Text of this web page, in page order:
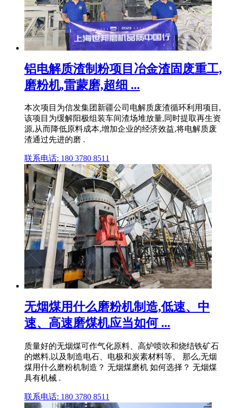
铝电解质渣制粉项目冶金渣固废重工,
磨粉机,雷蒙磨,超细 ...
本次项目为信发集团新疆公司电解质废渣循环利用项目,
该项目为缓解阳极组装车间渣场堆放量,同时提取再生资
源,从而降低原料成本,增加企业的经济效益,将电解质废
渣通过先进的磨 .
联系电话: 180 3780 8511
无烟煤用什么磨粉机制造,低速、中
速、高速磨煤机应当如何 ...
质量好的无烟煤可作气化原料、高炉喷吹和烧结铁矿石
的燃料,以及制造电石、电极和炭素材料等。 那么,无烟
煤用什么磨粉机制造？ 无烟煤磨机 如何选择？ 无烟煤
具有机械 .
联系电话: 180 3780 8511